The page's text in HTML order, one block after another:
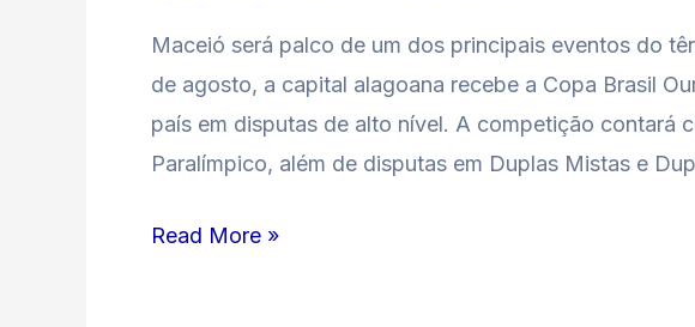
Maceió será palco de um dos principais eventos do
de agosto, a capital alagoana recebe a Copa Brasil
país em disputas de alto nível. A competição contará
Paralímpico, além de disputas em Duplas Mistas e
Read More »